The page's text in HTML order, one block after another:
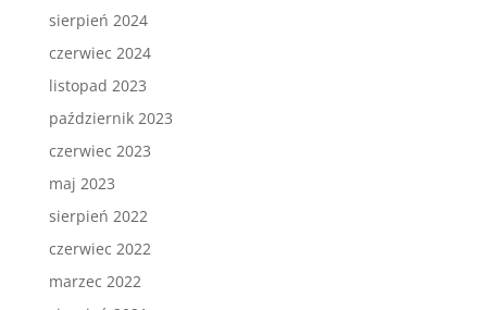
sierpień 2024
czerwiec 2024
listopad 2023
październik 2023
czerwiec 2023
maj 2023
sierpień 2022
czerwiec 2022
marzec 2022